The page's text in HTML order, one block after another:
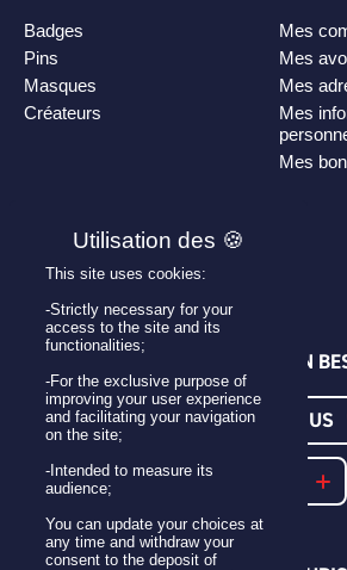
Badges
Pins
Masques
Créateurs
Mes
Mes
Mes
Mes
Mes
PLAN DE SITE
Personnaliser son badge
UNE QUESTION ? UN
CONTACTEZ-NOUS
NOTRE FAQ
This site uses cookies:
-Strictly necessary for your
access to the site and its
functionalities;
-For the exclusive purpose of
improving your user experience
and facilitating your navigation
on the site;
-Intended to measure its
audience;
You can update your choices at
any time and withdraw your
consent to the deposit of